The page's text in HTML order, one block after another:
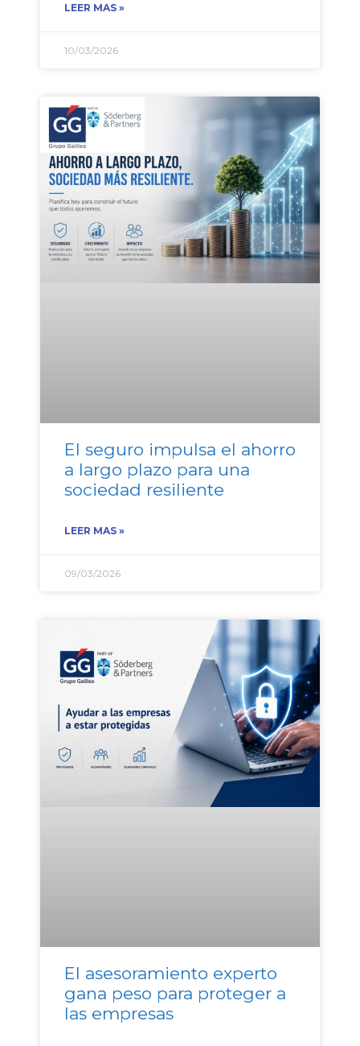
LEER MAS »
10/03/2026
El seguro impulsa el ahorro
a largo plazo para una
sociedad resiliente
LEER MAS »
09/03/2026
El asesoramiento experto
gana peso para proteger a
las empresas